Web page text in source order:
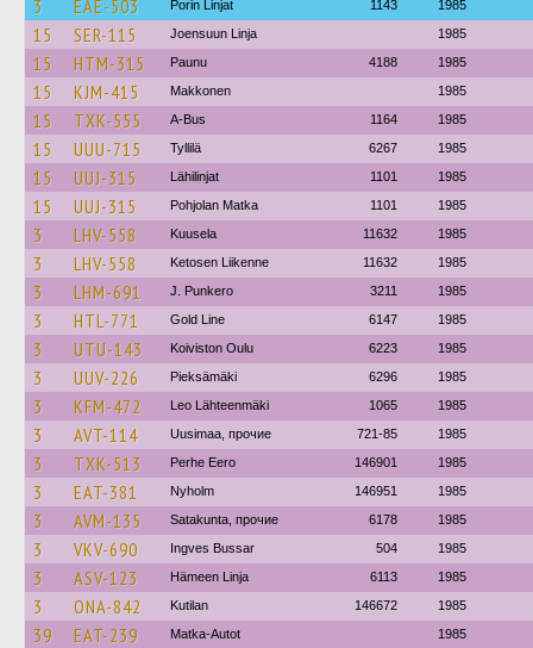
3 EAE-503 Porin Linjat 1143 1985
15 SER-115 Joensuun Linja 1985
15 HTM-315 Paunu 4188 1985
15 KJM-415 Makkonen 1985
15 TXK-555 A-Bus 1164 1985
15 UUU-715 Tyllilä 6267 1985
15 UUJ-315 Lähilinjat 1101 1985
15 UUJ-315 Pohjolan Matka 1101 1985
3 LHV-558 Kuusela 11632 1985
3 LHV-558 Ketosen Liikenne 11632 1985
3 LHM-691 J. Punkero 3211 1985
3 HTL-771 Gold Line 6147 1985
3 UTU-143 Koiviston Oulu 6223 1985
3 UUV-226 Pieksämäki 6296 1985
3 KFM-472 Leo Lähteenmäki 1065 1985
3 AVT-114 Uusimaa, прочие 721-85 1985
3 TXK-513 Perhe Eero 146901 1985
3 EAT-381 Nyholm 146951 1985
3 AVM-135 Satakunta, прочие 6178 1985
3 VKV-690 Ingves Bussar 504 1985
3 ASV-123 Hämeen Linja 6113 1985
3 ONA-842 Kutilan 146672 1985
39 EAT-239 Matka-Autot 1985